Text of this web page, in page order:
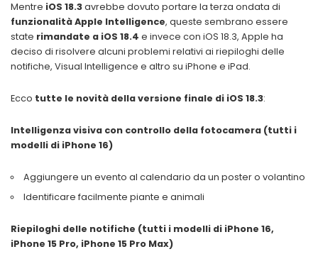
Mentre iOS 18.3avrebbe dovuto portare la terza ondata di
funzionalità Apple Intelligence, queste sembrano essere
state rimandate a iOS 18.4 e invece con iOS 18.3, Apple ha
deciso di risolvere alcuni problemi relativi ai riepiloghi delle
notifiche, Visual Intelligence e altro su iPhone e iPad.
Ecco tutte le novità della versione finale di iOS 18.3:
Intelligenza visiva con controllo della fotocamera (tutti i
modelli di iPhone 16)
Aggiungere un evento al calendario da un poster o volantino
Identificare facilmente piante e animali
Riepiloghi delle notifiche (tutti i modelli di iPhone 16,
iPhone 15 Pro, iPhone 15 Pro Max)